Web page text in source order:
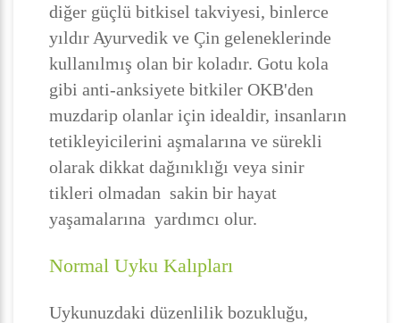
diğer güçlü bitkisel takviyesi, binlerce
yıldır Ayurvedik ve Çin geleneklerinde
kullanılmış olan bir koladır. Gotu kola
gibi anti-anksiyete bitkiler OKB'den
muzdarip olanlar için idealdir, insanların
tetikleyicilerini aşmalarına ve sürekli
olarak dikkat dağınıklığı veya sinir
tikleri olmadan sakin bir hayat
yaşamalarına yardımcı olur.
Normal Uyku Kalıpları
Uykunuzdaki düzenlilik bozukluğu,